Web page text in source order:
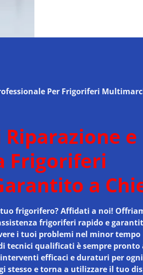
Per Frigoriferi
e
Frigoriferi
a
frigorifero? Affidati a noi!
frigoriferi rapido e
i tuoi problemi nel minor tempo
tecnici qualificati è sempre pronto
efficaci e duraturi per
stesso e torna a utilizzare il tuo